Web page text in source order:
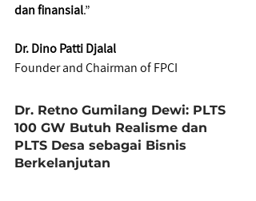
dan finansial.”
Dr. Dino Patti Djalal
Founder and Chairman of FPCI
Dr. Retno Gumilang Dewi: PLTS
100 GW Butuh Realisme dan
PLTS Desa sebagai Bisnis
Berkelanjutan